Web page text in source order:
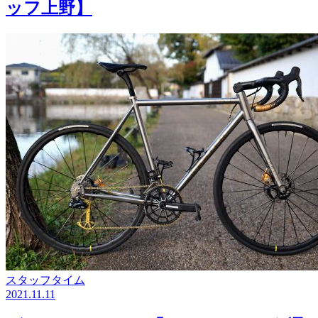
ッフ上野】
スタッフタイム
2021.11.11